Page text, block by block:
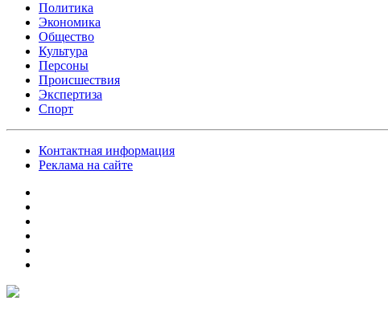
Политика
Экономика
Общество
Культура
Персоны
Происшествия
Экспертиза
Спорт
Контактная информация
Реклама на сайте